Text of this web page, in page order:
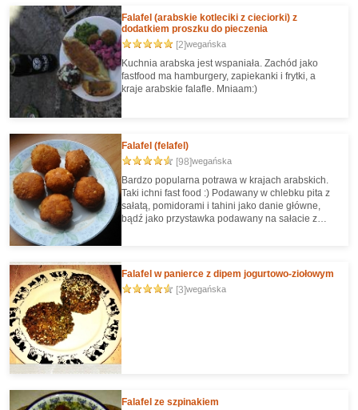
Falafel (arabskie kotleciki z cieciorki) z
dodatkiem proszku do pieczenia
[2]wegańska
Kuchnia arabska jest wspaniała. Zachód jako
fastfood ma hamburgery, zapiekanki i frytki, a
kraje arabskie falafle. Mniaam:)
Falafel (felafel)
[98]wegańska
Bardzo popularna potrawa w krajach arabskich.
Taki ichni fast food :) Podawany w chlebku pita z
sałatą, pomidorami i tahini jako danie główne,
bądź jako przystawka podawany na sałacie z
wykonanie jest super proste, smak genialny i
naprawdę warto włączyć falafela w swoje menu -
czy to podanego w formie kebebu z surówkami,
Falafel w panierce z dipem jogurtowo-ziołowym
[3]wegańska
Falafel ze szpinakiem